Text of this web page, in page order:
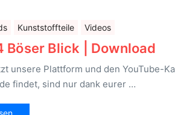
Kunststoffteile Videos
Böser Blick | Download
unsere Plattform und den YouTube-
findet, sind nur dank eurer …
…